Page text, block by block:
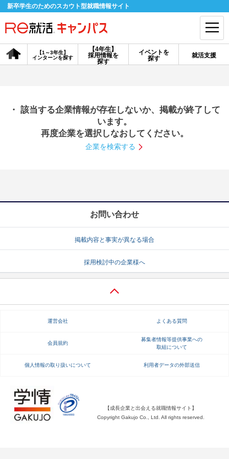
新卒学生のためのスカウト型就職情報サイト
【4年生】
採用情報を
探す
【1～3年生】
インターンを探す
イベントを
探す
就活支援
会員登録 ログイン
探す
【4年生】
説明会を探す
就活ノウハウ・サポート
就活ノウハウが満載！ お役立ち記事・相談室など
就活ニュースペーパー よくある質問
不明点があればこちら
・ 該当する企業情報が存在しないか、掲載が終了して
います。
再度企業を選択しなおしてください。
企業を検索する
お問い合わせ
掲載内容と事実が異なる場合
採用検討中の企業様へ
運営会社 よくある質問
会員規約
募集者情報等提供事業への
取組について
個人情報の取り扱いについて 利用者データの外部送信
【成長企業と出会える就職情報サイト】
Copyright Gakujo Co., Ltd. All rights reserved.